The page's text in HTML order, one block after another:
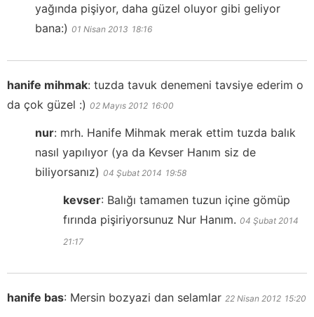
yağında pişiyor, daha güzel oluyor gibi geliyor
bana:) 01 Nisan 2013 18:16
hanife mihmak: tuzda tavuk denemeni tavsiye ederim o
da çok güzel :) 02 Mayıs 2012 16:00
nur: mrh. Hanife Mihmak merak ettim tuzda balık
nasıl yapılıyor (ya da Kevser Hanım siz de
biliyorsanız) 04 Şubat 2014 19:58
kevser: Balığı tamamen tuzun içine gömüp
fırında pişiriyorsunuz Nur Hanım. 04 Şubat 2014
21:17
hanife bas: Mersin bozyazi dan selamlar 22 Nisan 2012 15:20